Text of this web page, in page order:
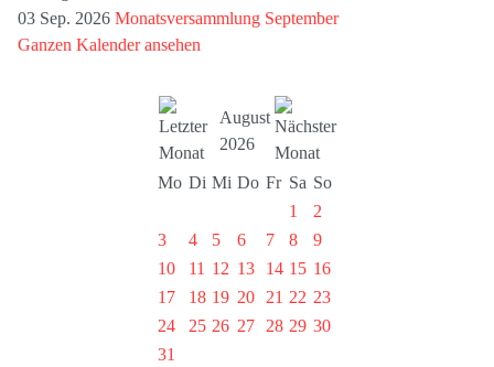
03 Sep. 2026 Monatsversammlung September
Ganzen Kalender ansehen
August
2026
Mo Di Mi Do Fr Sa So
1
2
3
4 5 6 7 8
9
10
11 12 13 14 15 16
17
18 19 20 21 22 23
24
25 26 27 28 29 30
31